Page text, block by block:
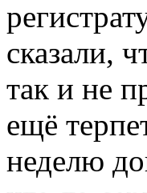
сказали,
так и не
ещё
неделю